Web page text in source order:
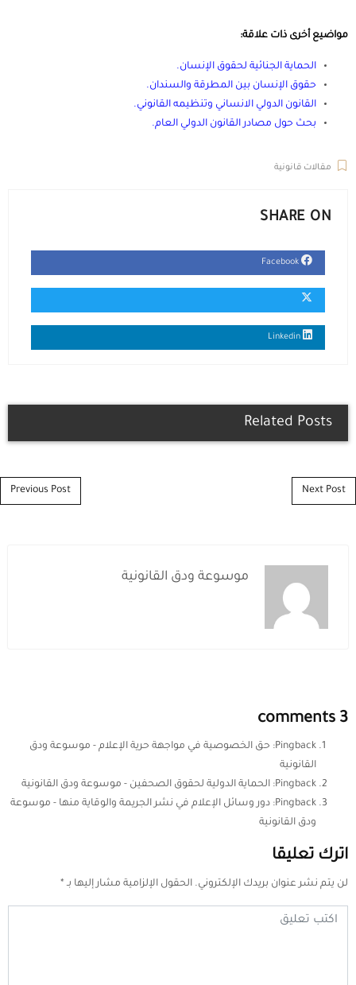
مواضيع أخرى ذات علاقة:
الحماية الجنائية لحقوق الإنسان.
حقوق الإنسان بين المطرقة والسندان.
القانون الدولي الانساني وتنظيمه القانوني.
بحث حول مصادر القانون الدولي العام.
مقالات قانونية
SHARE ON
Related Posts
Post navigation
Previous Post Next Post
موسوعة ودق القانونية
3 comments
Pingback: حق الخصوصية في مواجهة حرية الإعلام - موسوعة ودق
القانونية
Pingback: الحماية الدولية لحقوق الصحفين - موسوعة ودق القانونية
Pingback: دور وسائل الإعلام في نشر الجريمة والوقاية منها - موسوعة
ودق القانونية
اترك تعليقا
لن يتم نشر عنوان بريدك الإلكتروني. الحقول الإلزامية مشار إليها بـ *